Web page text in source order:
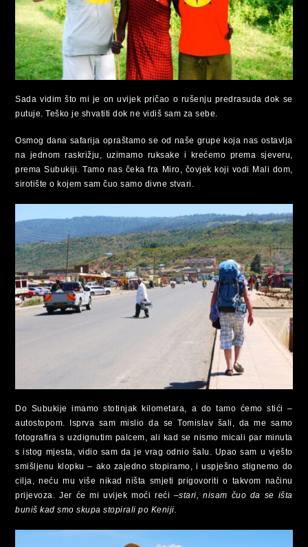
Sada vidim što mi je on uvijek pričao o rušenju predrasuda dok se
putuje. Teško je shvatiti dok ne vidiš sam za sebe.
Osmog dana safarija opraštamo se od naše grupe koja nas ostavlja
na jednom raskrižju, uzimamo ruksake i krećemo prema sjeveru,
prema Subukiji. Tamo nas čeka fra Miro, čovjek koji vodi Mali dom,
sirotište o kojem sam čuo samo divne stvari.
Do Subukije imamo stotinjak kilometara, a do tamo ćemo stići –
autostopom. Isprva sam mislio da se Tomislav šali, da me samo
fotografira s uzdignutim palcem, ali kad se nismo micali par minuta
s istog mjesta, vidio sam da je vrag odnio šalu. Upao sam u vješto
smišljenu klopku – ako zajedno stopiramo, i uspješno stignemo do
cilja, neću mu više nikad ništa smjeti prigovoriti o takvom načinu
prijevoza. Jer će mi uvijek moći reći –stari, nisam čuo da se išta
buniš kad smo skupa stopirali po Keniji.